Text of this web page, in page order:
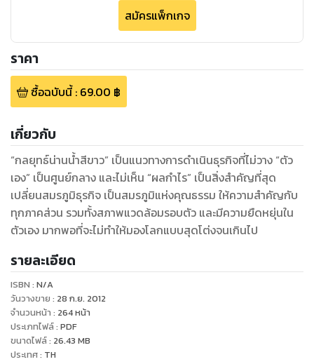
สมัครแพ็กเกจ
ราคา
ซื้อฉบับนี้: 69.00 ฿
เกี่ยวกับ
“กลยุทธ์น่านน้ำสีขาว” เป็นแนวทางการดำเนินธุรกิจที่ไม่วาง “ตัว
เอง” เป็นศูนย์กลาง และไม่เห็น “ผลกำไร” เป็นสิ่งสำคัญที่สุด
เปลี่ยนสมรภูมิธุรกิจ เป็นสมรภูมิแห่งคุณธรรม ให้ความสำคัญกับ
ทุกภาคส่วน รวมทั้งสภาพแวดล้อมรอบตัว และมีความยืดหยุ่นใน
ตัวเอง มากพอที่จะไม่ทำให้มองโลกแบบสุดโต่งจนเกินไป
รายละเอียด
ISBN : N/A
วันวางขาย : 28 ก.ย. 2012
จำนวนหน้า : 264หน้า
ประเภทไฟล์: PDF
ขนาดไฟล์: 26.43 MB
ประเทศ: TH